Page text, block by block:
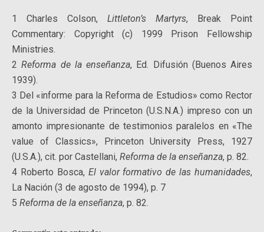
1 Charles Colson, Littleton’s Martyrs, Break Point
Commentary: Copyright (c) 1999 Prison Fellowship
Ministries.
2Reforma de la enseñanza, Ed. Difusión (Buenos Aires
1939).
3 Del «informe para la Reforma de Estudios» como Rector
de la Universidad de Princeton (U.S.N.A.) impreso con un
amonto impresionante de testimonios paralelos en «The
value of Classics», Princeton University Press, 1927
(U.S.A.), cit. por Castellani, Reforma de la enseñanza, p. 82.
4 Roberto Bosca, El valor formativo de las humanidades,
La Nación (3 de agosto de 1994), p. 7
5 Reforma de la enseñanza, p. 82.